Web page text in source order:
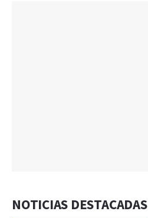
NOTICIAS DESTACADAS